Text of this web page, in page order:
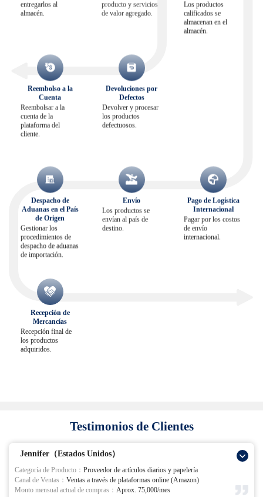
entregarlos al
almacén.
producto y servicios
de valor agregado.
Los productos
calificados se
almacenan en el
almacén.
Reembolso a la
Cuenta
Reembolsar a la
cuenta de la
plataforma del
cliente.
Devoluciones por
Defectos
Devolver y procesar
los productos
defectuosos.
Despacho de
Aduanas en el País
de Origen
Gestionar los
procedimientos de
despacho de aduanas
de importación.
Envío
Los productos se
envían al país de
destino.
Pago de Logística
Internacional
Pagar por los costos
de envío
internacional.
Recepción de
Mercancías
Recepción final de
los productos
adquiridos.
Testimonios de Clientes
Jennifer（Estados Unidos）
Categoría de Producto： Proveedor de artículos diarios y papelería
Canal de Ventas： Ventas a través de plataformas online (Amazon)
Monto mensual actual de compras： Aprox. 75,000/mes